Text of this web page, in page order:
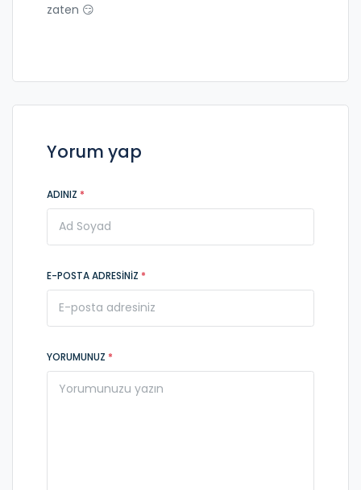
zaten 😏
Yorum yap
ADINIZ *
E-POSTA ADRESINIZ *
YORUMUNUZ *